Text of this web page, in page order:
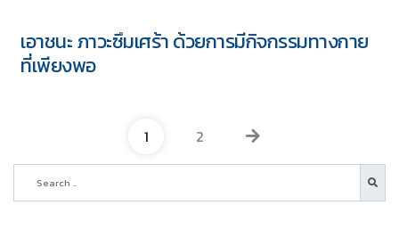
เอาชนะ ภาวะซึมเศร้า ด้วยการมีกิจกรรมทางกาย
ที่เพียงพอ
1 2